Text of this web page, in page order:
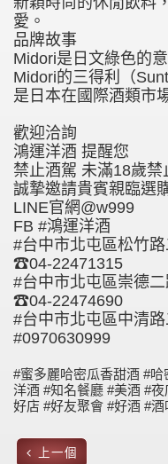
愛。
品牌故事
Midori是日文綠色的
Midori的三得利（
是日本在國際酒類市
歡迎洽詢
鴻運洋酒 提醒您
禁止酒駕 未滿18歲禁
誠摯邀請貴賓親臨選
LINE官網@w999
FB #鴻運洋酒
#台中市北屯區松竹
☎04-22471315
#台中市北屯區崇德
☎04-22474690
#台中市北屯區中清
#0970630999
#蜜多麗哈密瓜香甜酒 #
洋酒 #知名餐廳 #美酒 #
好店 #好友聚會 #好酒 #
上一個